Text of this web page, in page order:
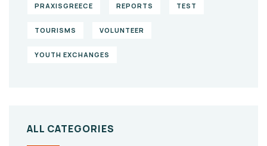
PRAXISGREECE REPORTS TEST
TOURISMS VOLUNTEER
YOUTH EXCHANGES
ALL CATEGORIES